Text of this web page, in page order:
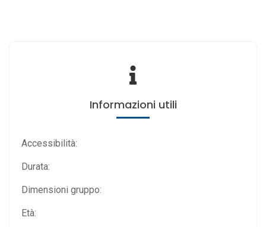
Informazioni utili
Accessibilità:
Durata:
Dimensioni gruppo:
Età: